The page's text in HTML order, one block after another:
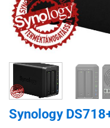
Synology